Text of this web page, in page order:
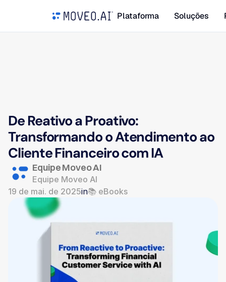
Plataforma Soluções
De Reativo a Proativo:
Transformando o Atendimento ao
Cliente Financeiro com IA
Equipe Moveo AI
Equipe Moveo AI
19 de mai. de 2025in📚 eBooks